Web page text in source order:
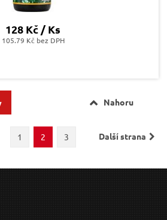
128 Kč / Ks
105.79 Kč bez DPH
Nahoru
Další strana
1 2 3